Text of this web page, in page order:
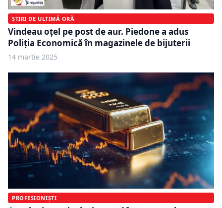
ȘTIRI DE ULTIMĂ ORĂ
Vindeau oțel pe post de aur. Piedone a adus
Poliția Economică în magazinele de bijuterii
14 martie 2025
PROFESIONIȘTI